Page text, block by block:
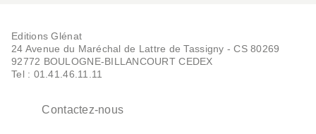
Editions Glénat
24 Avenue du Maréchal de Lattre de Tassigny - CS 80269
92772 BOULOGNE-BILLANCOURT CEDEX
Tel : 01.41.46.11.11
Contactez-nous